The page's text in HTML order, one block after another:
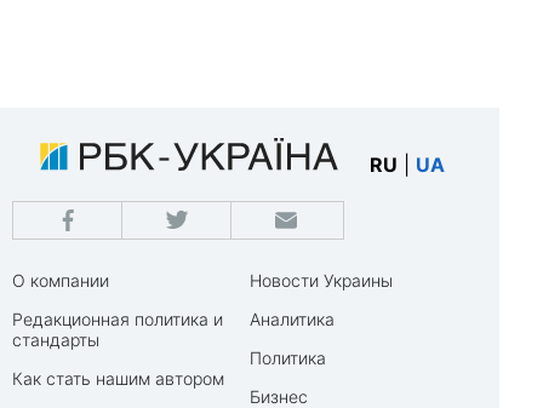
RU UA
О компании
Редакционная политика и
стандарты
Как стать нашим автором
Новости Украины
Аналитика
Политика
Бизнес